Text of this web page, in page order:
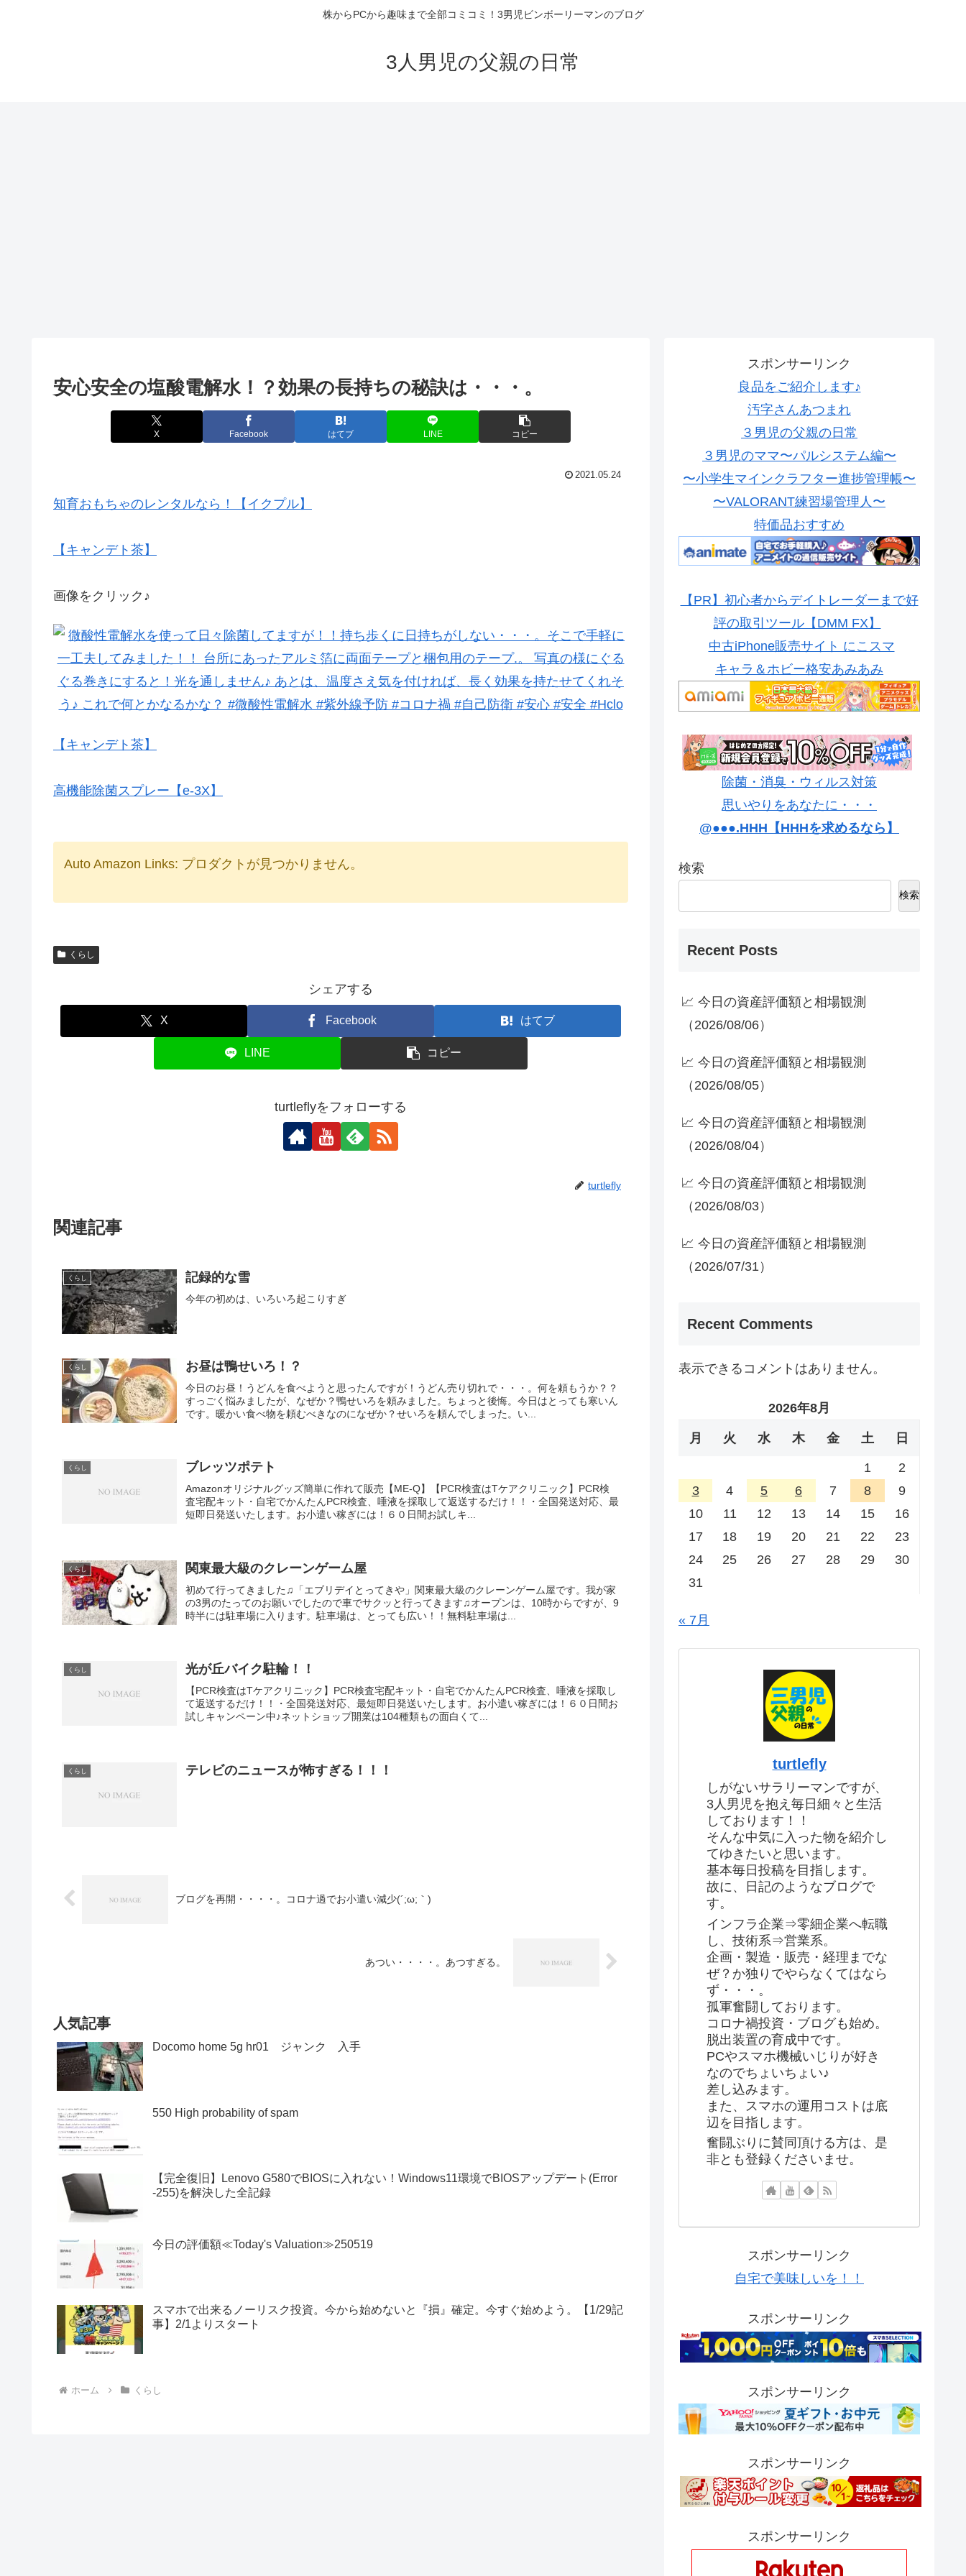
株からPCから趣味まで全部コミコミ！3男児ビンボーリーマンのブログ
3人男児の父親の日常
安心安全の塩酸電解水！？効果の長持ちの秘訣は・・・。
X Facebook はてブ LINE コピー
2021.05.24
知育おもちゃのレンタルなら！【イクプル】
【キャンデト茶】
画像をクリック♪
【キャンデト茶】
高機能除菌スプレー【e-3X】
Auto Amazon Links: プロダクトが見つかりません。
くらし
シェアする
X Facebook はてブ
LINE コピー
turtleflyをフォローする
turtlefly
関連記事
くらし 記録的な雪
今年の初めは、いろいろ起こりすぎ
くらし お昼は鴨せいろ！？
今日のお昼！うどんを食べようと思ったんですが！うどん売り切れで・・・。何を頼もうか？？
すっごく悩みましたが、なぜか？鴨せいろを頼みました。ちょっと後悔。今日はとっても寒いん
です。暖かい食べ物を頼むべきなのになぜか？せいろを頼んでしまった。い...
くらし ブレッツポテト
Amazonオリジナルグッズ簡単に作れて販売【ME-Q】【PCR検査はTケアクリニック】PCR検
査宅配キット・自宅でかんたんPCR検査、唾液を採取して返送するだけ！！・全国発送対応、最
短即日発送いたします。お小遣い稼ぎには！６０日間お試しキ...
くらし 関東最大級のクレーンゲーム屋
初めて行ってきました♫「エブリデイとってきや」関東最大級のクレーンゲーム屋です。我が家
の3男のたってのお願いでしたので車でサクッと行ってきます♫オープンは、10時からですが、9
時半には駐車場に入ります。駐車場は、とっても広い！！無料駐車場は...
くらし 光が丘バイク駐輪！！
【PCR検査はTケアクリニック】PCR検査宅配キット・自宅でかんたんPCR検査、唾液を採取し
て返送するだけ！！・全国発送対応、最短即日発送いたします。お小遣い稼ぎには！６０日間お
試しキャンペーン中♪ネットショップ開業は104種類もの面白くて...
くらし テレビのニュースが怖すぎる！！！
ブログを再開・・・・。コロナ過でお小遣い減少(´;ω;｀)
あつい・・・・。あつすぎる。
人気記事
Docomo home 5g hr01 ジャンク 入手
550 High probability of spam
【完全復旧】Lenovo G580でBIOSに入れない！Windows11環境でBIOSアップデート(Error
-255)を解決した全記録
今日の評価額≪Today's Valuation≫250519
スマホで出来るノーリスク投資。今から始めないと『損』確定。今すぐ始めよう。【1/29記
事】2/1よりスタート
ホーム くらし
スポンサーリンク
良品をご紹介します♪
汚字さんあつまれ
３男児の父親の日常
３男児のママ〜パルシステム編〜
〜小学生マインクラフター進捗管理帳〜
〜VALORANT練習場管理人〜
特価品おすすめ
【PR】初心者からデイトレーダーまで好
評の取引ツール【DMM FX】
中古iPhone販売サイト にこスマ
キャラ＆ホビー格安あみあみ
除菌・消臭・ウィルス対策
思いやりをあなたに・・・
@●●●.HHH【HHHを求めるなら】
検索
検索
Recent Posts
📈 今日の資産評価額と相場観測
（2026/08/06）
📈 今日の資産評価額と相場観測
（2026/08/05）
📈 今日の資産評価額と相場観測
（2026/08/04）
📈 今日の資産評価額と相場観測
（2026/08/03）
📈 今日の資産評価額と相場観測
（2026/07/31）
Recent Comments
表示できるコメントはありません。
2026年8月
月 火 水 木 金 土 日
1
2
3
4 5 6 7 8
9
10
11 12 13 14 15
16
17
18 19 20 21 22
23
24
25 26 27 28 29
30
31
« 7月
turtlefly
しがないサラリーマンですが、
3人男児を抱え毎日細々と生活
しております！！
そんな中気に入った物を紹介し
てゆきたいと思います。
基本毎日投稿を目指します。
故に、日記のようなブログで
す。
インフラ企業⇒零細企業へ転職
し、技術系⇒営業系。
企画・製造・販売・経理までな
ぜ？か独りでやらなくてはなら
ず・・・。
孤軍奮闘しております。
コロナ禍投資・ブログも始め。
脱出装置の育成中です。
PCやスマホ機械いじりが好き
なのでちょいちょい♪
差し込みます。
また、スマホの運用コストは底
辺を目指します。
奮闘ぶりに賛同頂ける方は、是
非とも登録くださいませ。
スポンサーリンク
自宅で美味しいを！！
スポンサーリンク
スポンサーリンク
スポンサーリンク
スポンサーリンク